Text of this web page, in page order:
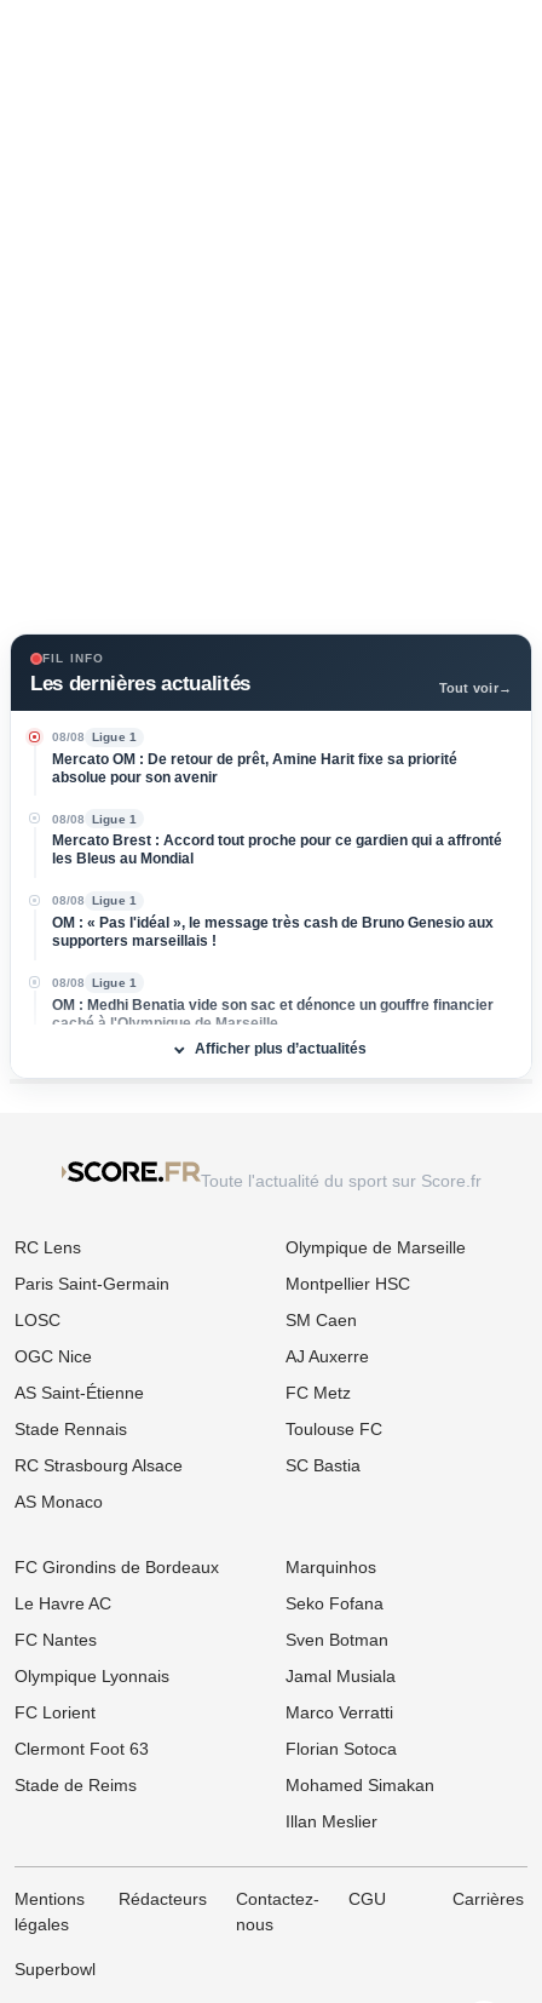
FIL INFO
Les dernières actualités Tout voir→
08/08 Ligue 1
Mercato OM : De retour de prêt, Amine Harit fixe sa priorité
absolue pour son avenir
08/08 Ligue 1
Mercato Brest : Accord tout proche pour ce gardien qui a affronté
les Bleus au Mondial
08/08 Ligue 1
OM : « Pas l'idéal », le message très cash de Bruno Genesio aux
supporters marseillais !
08/08 Ligue 1
OM : Medhi Benatia vide son sac et dénonce un gouffre financier
caché à l'Olympique de Marseille
Mercato Lens : Un attaquant de Benfica dans le viseur, la Lazio
prend de vitesse les Sang et Or
Mercato : L'OM passe à l'attaque pour s'offrir une sensation
Mercato OM : Accord de principe trouvé avec la Real Sociedad
pour un patron de la défense
08/08 Ligue 1
tentée par les Sang et Or
08/08 Ligue 1
Mercato OM : Place de numéro 1 promise, mais ce crack de
OL : Pourquoi Paulo Fonseca va quitter le club à l'issue de son
contrat
08/08 Ligue 1
15 M€
07/08 Ligue 1
Mercato PSG : Après Barcola, un autre crack pousse pour un
départ
Mercato OM : OM : Le Bayer Leverkusen fait sauter le verrou pour
Afficher plus d’actualités
Toute l'actualité du sport sur Score.fr
RC Lens
Paris Saint-Germain
LOSC
OGC Nice
AS Saint-Étienne
Stade Rennais
RC Strasbourg Alsace
AS Monaco
Olympique de Marseille
Montpellier HSC
SM Caen
AJ Auxerre
FC Metz
Toulouse FC
SC Bastia
FC Girondins de Bordeaux
Le Havre AC
FC Nantes
Olympique Lyonnais
FC Lorient
Clermont Foot 63
Stade de Reims
Marquinhos
Seko Fofana
Sven Botman
Jamal Musiala
Marco Verratti
Florian Sotoca
Mohamed Simakan
Illan Meslier
Mentions
légales
Rédacteurs
Contactez-
nous
CGU Carrières
Superbowl